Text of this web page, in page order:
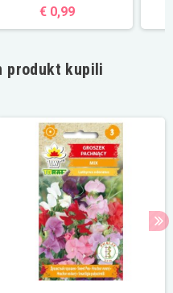
€ 0,99
produkt kupili